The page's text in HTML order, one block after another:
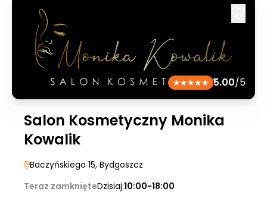
5.00/5
Salon Kosmetyczny Monika
Kowalik
Baczyńskiego 15, Bydgoszcz
Teraz zamknięteDzisiaj:10:00-18:00